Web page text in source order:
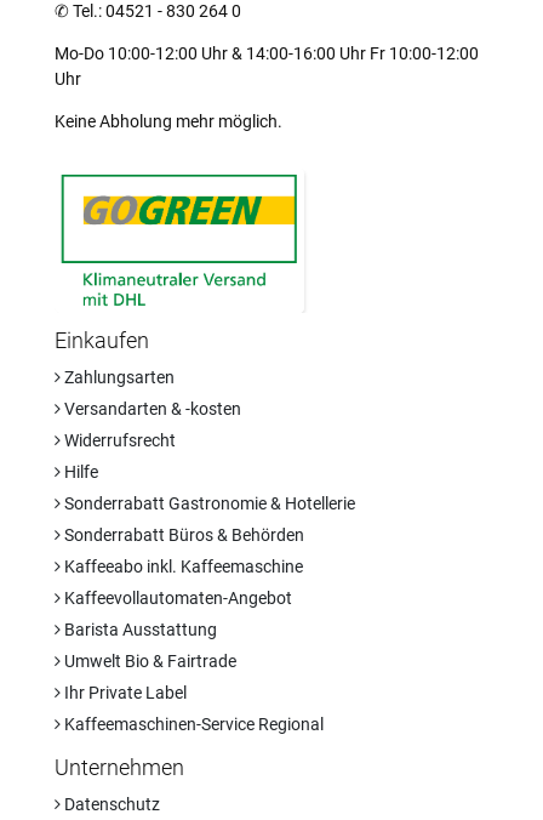
✆Tel.: 04521 - 830 264 0
Mo-Do 10:00-12:00 Uhr & 14:00-16:00 Uhr Fr 10:00-12:00
Uhr
Keine Abholung mehr möglich.
Einkaufen
Zahlungsarten
Versandarten & -kosten
Widerrufsrecht
Hilfe
Sonderrabatt Gastronomie & Hotellerie
Sonderrabatt Büros & Behörden
Kaffeeabo inkl. Kaffeemaschine
Kaffeevollautomaten-Angebot
Barista Ausstattung
Umwelt Bio & Fairtrade
Ihr Private Label
Kaffeemaschinen-Service Regional
Unternehmen
Datenschutz